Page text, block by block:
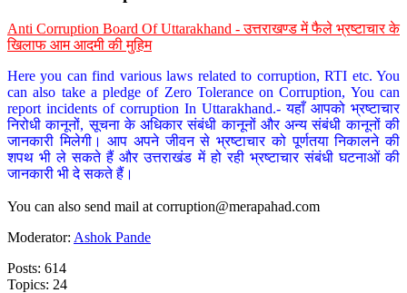
Anti Corruption Board Of Uttarakhand - उत्तराखण्ड में फैले भ्रष्टाचार के
खिलाफ आम आदमी की मुहिम
Here you can find various laws related to corruption, RTI etc. You
can also take a pledge of Zero Tolerance on Corruption, You can
report incidents of corruption In Uttarakhand.- यहाँ आपको भ्रष्टाचार
निरोधी कानूनों, सूचना के अधिकार संबंधी कानूनों और अन्य संबंधी कानूनों की
जानकारी मिलेगी। आप अपने जीवन से भ्रष्टाचार को पूर्णतया निकालने की
शपथ भी ले सकते हैं और उत्तराखंड में हो रही भ्रष्टाचार संबंधी घटनाओं की
जानकारी भी दे सकते हैं।
You can also send mail at corruption@merapahad.com
Moderator: Ashok Pande
Posts: 614
Topics: 24